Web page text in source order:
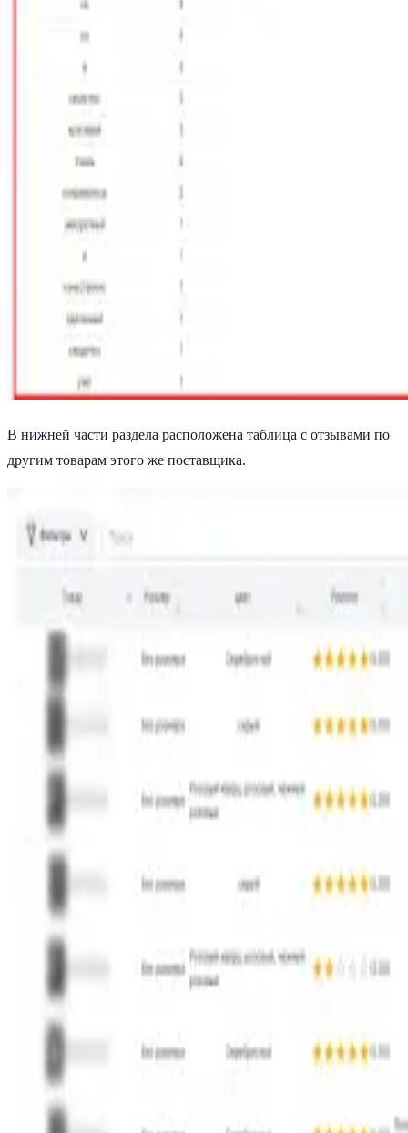
В нижней части раздела расположена таблица с отзывами по
другим товарам этого же поставщика.